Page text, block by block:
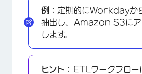
例： 定期的にWorkdayか
抽出し 、Amazon S3にア
します。
ヒント： ETLワークフロー